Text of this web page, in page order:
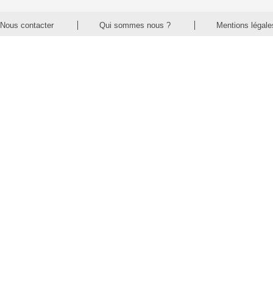
Nous contacter Qui sommes nous ? Mentions